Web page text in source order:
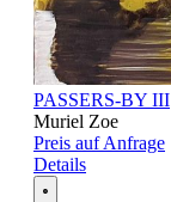
PASSERS-BY III
Muriel Zoe
Preis auf Anfrage
Details